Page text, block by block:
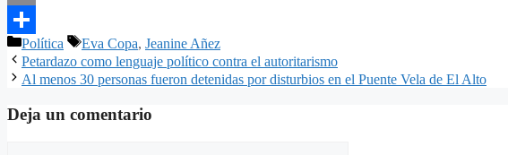
Email
Compartir
Categorías
Política Etiquetas
Eva Copa, Jeanine Añez
Petardazo como lenguaje político contra el autoritarismo
Al menos 30 personas fueron detenidas por disturbios en el Puente Vela de El Alto
Deja un comentario